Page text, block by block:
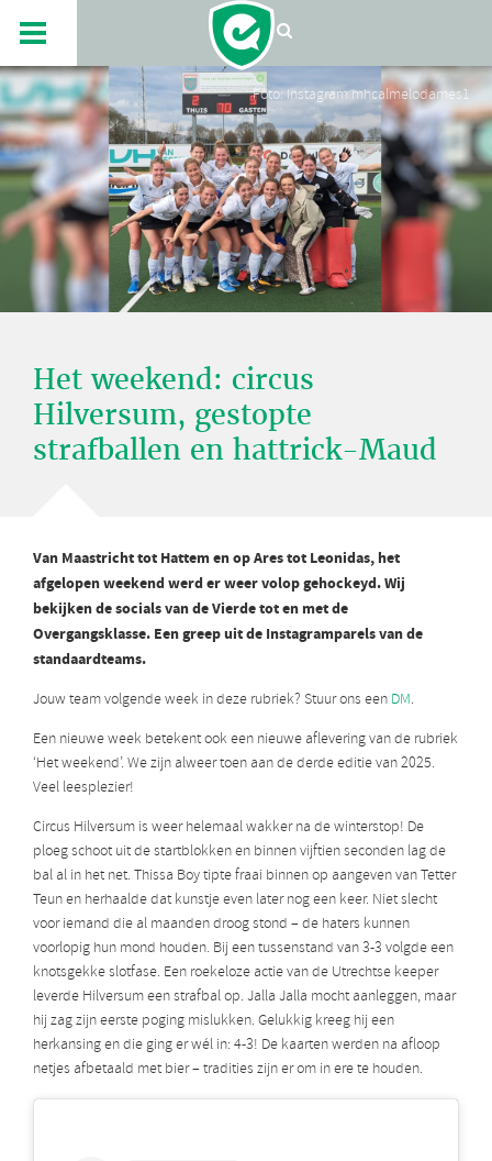
Foto: Instagram mhcalmelodames1
Het weekend: circus
Hilversum, gestopte
strafballen en hattrick-Maud
Van Maastricht tot Hattem en op Ares tot Leonidas, het
afgelopen weekend werd er weer volop gehockeyd. Wij
bekijken de socials van de Vierde tot en met de
Overgangsklasse. Een greep uit de Instagramparels van de
standaardteams.
Jouw team volgende week in deze rubriek? Stuur ons een DM.
Een nieuwe week betekent ook een nieuwe aflevering van de rubriek
‘Het weekend’. We zijn alweer toen aan de derde editie van 2025.
Veel leesplezier!
Circus Hilversum is weer helemaal wakker na de winterstop! De
ploeg schoot uit de startblokken en binnen vijftien seconden lag de
bal al in het net. Thissa Boy tipte fraai binnen op aangeven van Tetter
Teun en herhaalde dat kunstje even later nog een keer. Niet slecht
voor iemand die al maanden droog stond – de haters kunnen
voorlopig hun mond houden. Bij een tussenstand van 3-3 volgde een
knotsgekke slotfase. Een roekeloze actie van de Utrechtse keeper
leverde Hilversum een strafbal op. Jalla Jalla mocht aanleggen, maar
hij zag zijn eerste poging mislukken. Gelukkig kreeg hij een
herkansing en die ging er wél in: 4-3! De kaarten werden na afloop
netjes afbetaald met bier – tradities zijn er om in ere te houden.